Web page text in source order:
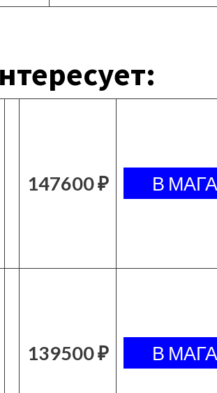
147600 ₽
139500 ₽